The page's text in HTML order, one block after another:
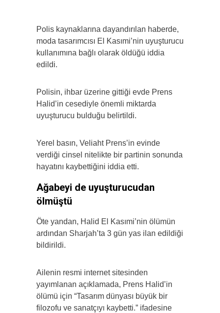
Polis kaynaklarına dayandırılan haberde,
moda tasarımcısı El Kasımi’nin uyuşturucu
kullanımına bağlı olarak öldüğü iddia
edildi.
Polisin, ihbar üzerine gittiği evde Prens
Halid’in cesediyle önemli miktarda
uyuşturucu bulduğu belirtildi.
Yerel basın, Veliaht Prens’in evinde
verdiği cinsel nitelikte bir partinin sonunda
hayatını kaybettiğini iddia etti.
Ağabeyi de uyuşturucudan
ölmüştü
Öte yandan, Halid El Kasımi’nin ölümün
ardından Sharjah’ta 3 gün yas ilan edildiği
bildirildi.
Ailenin resmi internet sitesinden
yayımlanan açıklamada, Prens Halid’in
ölümü için “Tasarım dünyası büyük bir
filozofu ve sanatçıyı kaybetti.” ifadesine